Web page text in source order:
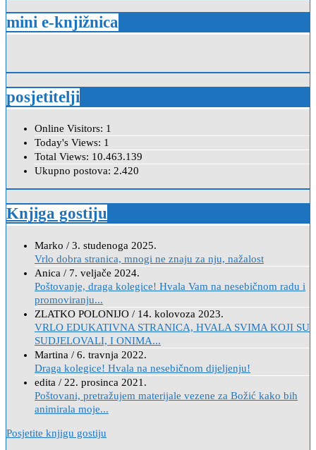
mini e-knjižnica
posjetitelji
Online Visitors: 1
Today's Views: 1
Total Views: 10.463.139
Ukupno postova: 2.420
Knjiga gostiju
Marko / 3. studenoga 2025.
Vrlo dobra stranica, mnogi ne znaju za nju, nažalost
Anica / 7. veljače 2024.
Poštovanje, draga kolegice! Hvala Vam na nesebičnom radu i
promoviranju...
ZLATKO POLONIJO / 14. kolovoza 2023.
VRLO EDUKATIVNA STRANICA, HVALA SVIMA KOJI SU
SUDJELOVALI, I ONIMA...
Martina / 6. travnja 2022.
Draga kolegice! Hvala na nesebičnom dijeljenju!
edita / 22. prosinca 2021.
Poštovani, pretražujem materijale vezene za Božić kako bih
animirala moje...
Posjetite knjigu gostiju